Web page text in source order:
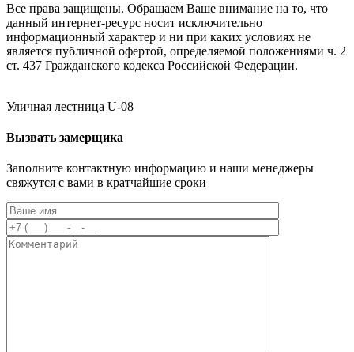
Все права защищены. Обращаем Ваше внимание на то, что
данный интернет-ресурс носит исключительно
информационный характер и ни при каких условиях не
является публичной офертой, определяемой положениями ч. 2
ст. 437 Гражданского кодекса Российской Федерации.
Уличная лестница U-08
Вызвать замерщика
Заполните контактную информацию и наши менеджеры
свяжутся с вами в кратчайшие сроки